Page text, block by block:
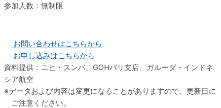
参加人数：無制限
お問い合わせはこちらから
お申し込みはこちらから
資料提供：ニヒ・スンバ、GOHバリ支店、ガルーダ・インドネ
シア航空
データおよび内容は変更になることがありますので、更新日に
ご注意ください。